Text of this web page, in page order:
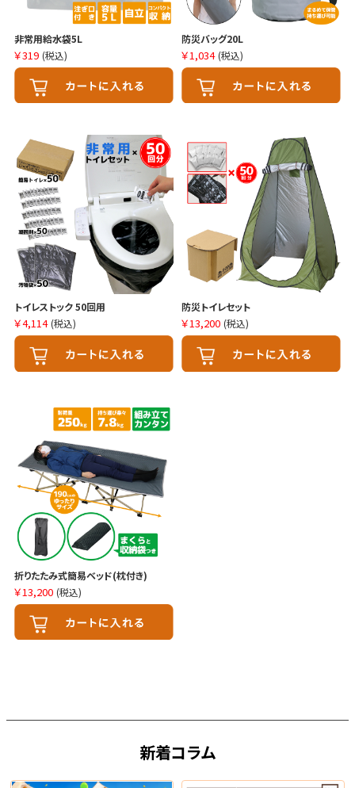
非常用給水袋5L
￥319 (税込)
防災バッグ20L
￥1,034 (税込)
トイレストック 50回用
￥4,114 (税込)
防災トイレセット
￥13,200 (税込)
折りたたみ式簡易ベッド(枕付き)
￥13,200 (税込)
新着コラム